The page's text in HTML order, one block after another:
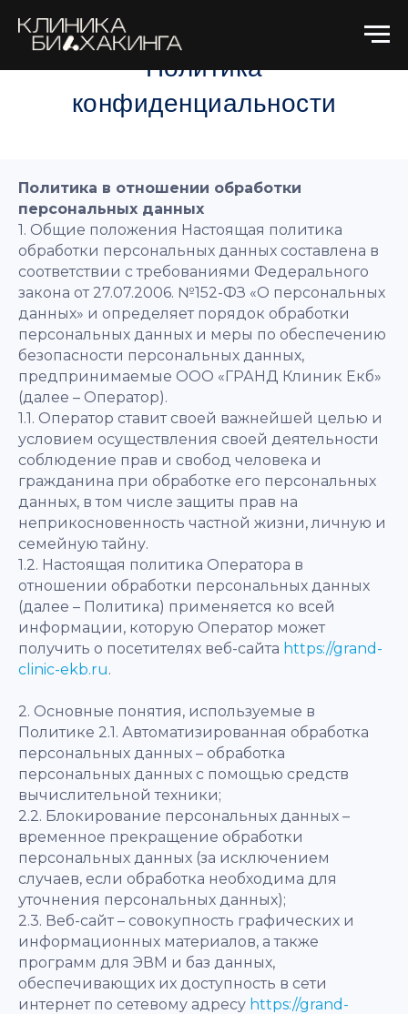
Политика
конфиденциальности
Политика в отношении обработки
персональных данных
1. Общие положения Настоящая политика
обработки персональных данных составлена в
соответствии с требованиями Федерального
закона от 27.07.2006. №152-ФЗ «О персональных
данных» и определяет порядок обработки
персональных данных и меры по обеспечению
безопасности персональных данных,
предпринимаемые ООО «ГРАНД Клиник Екб»
(далее – Оператор).
1.1. Оператор ставит своей важнейшей целью и
условием осуществления своей деятельности
соблюдение прав и свобод человека и
гражданина при обработке его персональных
данных, в том числе защиты прав на
неприкосновенность частной жизни, личную и
семейную тайну.
1.2. Настоящая политика Оператора в
отношении обработки персональных данных
(далее – Политика) применяется ко всей
информации, которую Оператор может
получить о посетителях веб-сайта https://grand-
clinic-ekb.ru.
2. Основные понятия, используемые в
Политике 2.1. Автоматизированная обработка
персональных данных – обработка
персональных данных с помощью средств
вычислительной техники;
2.2. Блокирование персональных данных –
временное прекращение обработки
персональных данных (за исключением
случаев, если обработка необходима для
уточнения персональных данных);
2.3. Веб-сайт – совокупность графических и
информационных материалов, а также
программ для ЭВМ и баз данных,
обеспечивающих их доступность в сети
интернет по сетевому адресу https://grand-